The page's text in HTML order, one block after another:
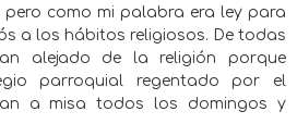
como mi palabra era ley para
a los hábitos religiosos. De todas
alejado de la religión porque
parroquial regentado por el
a misa todos los domingos y